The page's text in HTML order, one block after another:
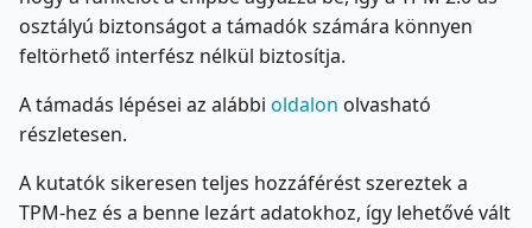
osztályú biztonságot a támadók számára könnyen
feltörhető interfész nélkül biztosítja.
A támadás lépései az alábbi oldalon olvasható
részletesen.
A kutatók sikeresen teljes hozzáférést szereztek a
TPM-hez és a benne lezárt adatokhoz, így lehetővé vált